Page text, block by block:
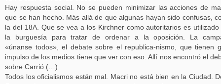
Hay respuesta social. No se pueden minimizar las acciones de
que se han hecho. Más allá de que algunas hayan sido confusas,
la del 18A. Que se vea a los Kirchner como autoritarios es utilizado
la burguesía para tratar de ordenar a la oposición. La
«únanse todos», el debate sobre el republica-nismo, que tienen
impulso de los medios tiene que ver con eso. Allí nos encontró el
sobre Carrió (…)
Todos los oficialismos están mal. Macri no está bien en la Ciudad.